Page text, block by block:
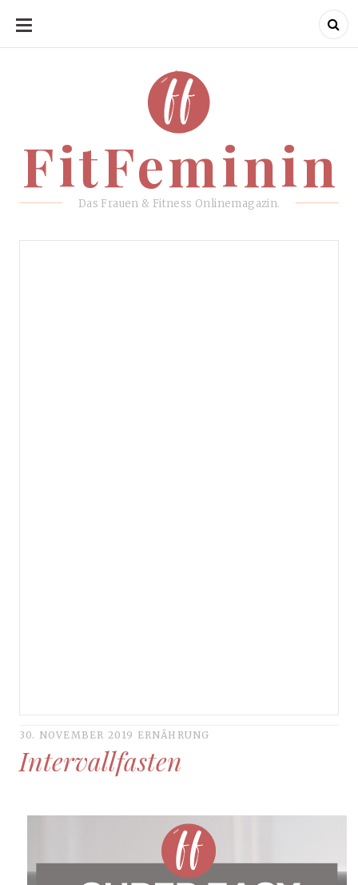
SKIP
CONTENT
FitFeminin
Das Frauen & Fitness Onlinemagazin.
FitFeminin
30. NOVEMBER 2019 ERNÄHRUNG
Intervallfasten